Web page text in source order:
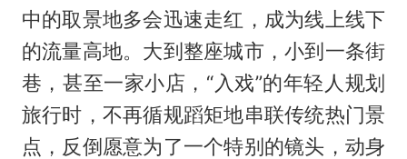
中的取景地多会迅速走红，成为线上线下
的流量高地。大到整座城市，小到一条街
巷，甚至一家小店，“入戏”的年轻人规划
旅行时，不再循规蹈矩地串联传统热门景
点，反倒愿意为了一个特别的镜头，动身